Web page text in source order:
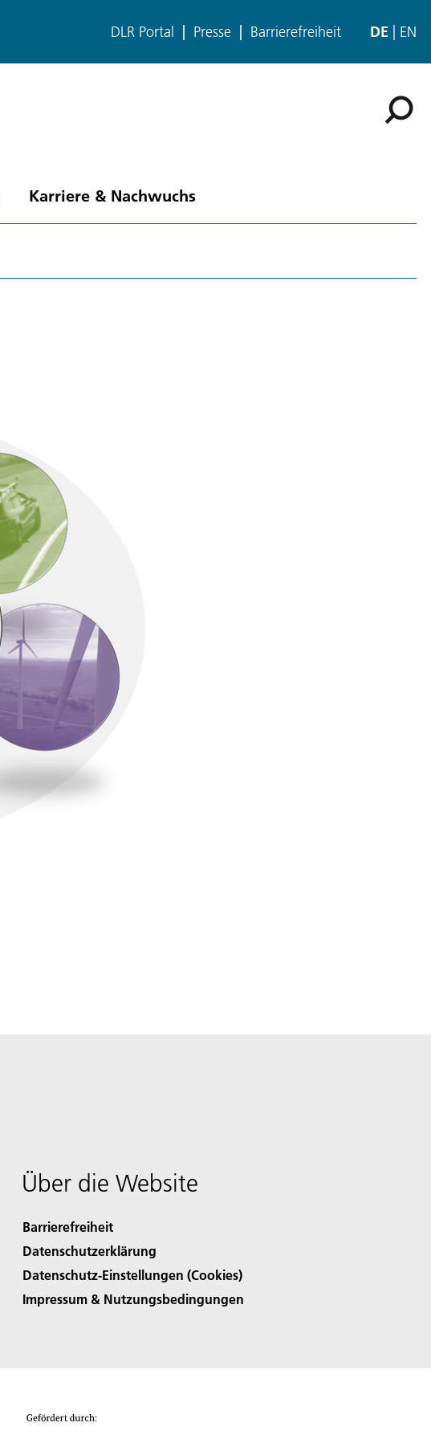
DLR Portal Presse Barrierefreiheit DE EN
Karriere & Nachwuchs
Über die Website
Barrierefreiheit
Datenschutzerklärung
Datenschutz-Einstellungen (Cookies)
Impressum & Nutzungsbedingungen